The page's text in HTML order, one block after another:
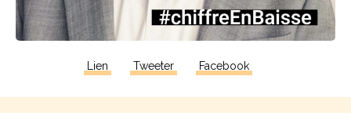
Lien Tweeter Facebook